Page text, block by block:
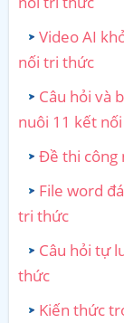
Video AI
nối tri thức
Câu hỏi và
nuôi 11 kết
Đề thi công
File word
tri thức
Câu hỏi tự
thức
Kiến thức